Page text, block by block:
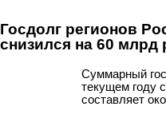
Госдолг регионов
снизился на 60 млрд
Суммарный
текущем году
составляет